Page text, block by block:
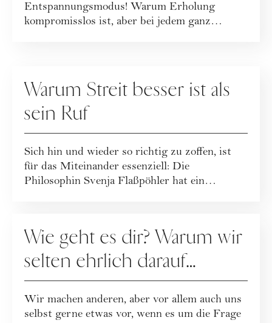
Entspannungsmodus! Warum Erholung
kompromisslos ist, aber bei jedem ganz
Warum Streit besser ist als
sein Ruf
Sich hin und wieder so richtig zu zoffen, ist
für das Miteinander essenziell: Die
Philosophin Svenja Flaßpöhler hat ein
Wie geht es dir? Warum wir
selten ehrlich darauf
antworten ...
Wir machen anderen, aber vor allem auch uns
selbst gerne etwas vor, wenn es um die Frage